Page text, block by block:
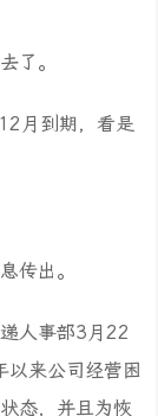
了。
月到期，看是
传出。
人事部3月22
以来公司经营困
态，并且为恢